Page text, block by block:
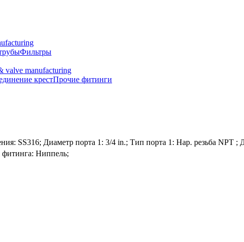
Фильтры
valve manufacturing
крестПрочие фитинги
SS316; Диаметр порта 1: 3/4 in.; Тип порта 1: Нар. резьба NPT
Ниппель;